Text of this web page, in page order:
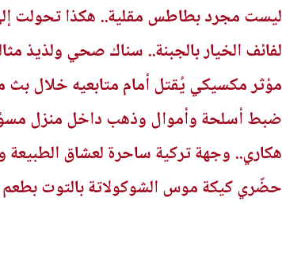
ليست مجرد بطاطس مقلية.. هكذا تحولت
لفائف الخيار بالجبنة.. سناك صحي ولذيذ
مؤثر مكسيكي يُقتل أمام متابعيه خلال بث
ضبط أسلحة وأموال وذهب داخل منزل
هكاري.. وجهة تركية ساحرة لعشاق الطبيعة
حضّري كيكة موس الشوكولاتة بالتوت